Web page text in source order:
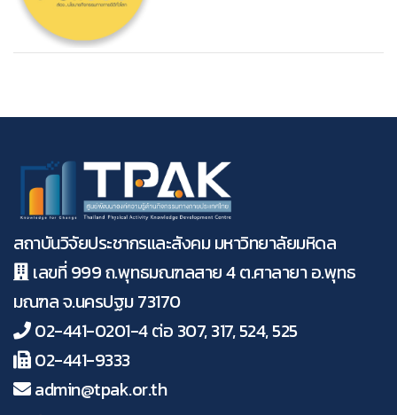
สถาบันวิจัยประชากรและสังคม มหาวิทยาลัยมหิดล
เลขที่ 999 ถ.พุทธมณฑลสาย 4 ต.ศาลายา อ.พุทธ
มณฑล จ.นครปฐม 73170
02-441-0201-4 ต่อ 307, 317, 524, 525
02-441-9333
admin@tpak.or.th